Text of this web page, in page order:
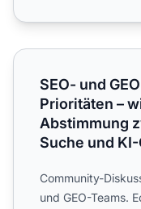
SEO- und GEO-
SEO- und
Prioritäten –
Abstimmung
Suche und
Community-
und GEO-Teams.